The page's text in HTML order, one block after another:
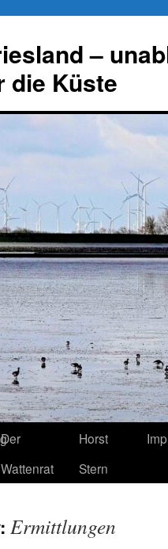
–
die Küste
Der
Wattenrat
Horst
Stern
Ermittlungen